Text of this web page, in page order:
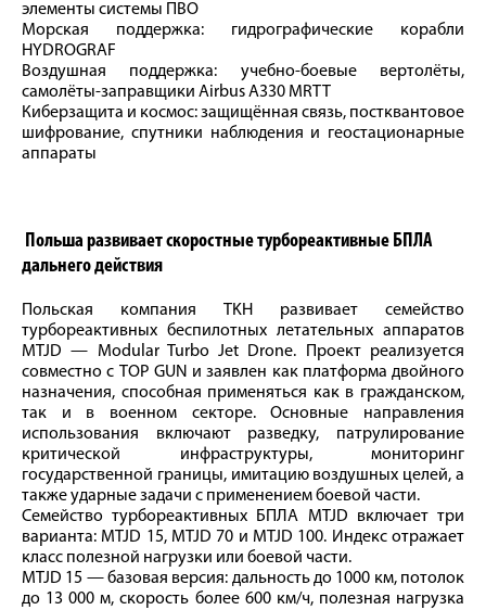
элементы системы ПВО
Морская поддержка: гидрографические корабли
HYDROGRAF
Воздушная поддержка: учебно-боевые вертолёты,
самолёты-заправщики Airbus A330 MRTT
Киберзащита и космос: защищённая связь, постквантовое
шифрование, спутники наблюдения и геостационарные
аппараты
Польша развивает скоростные турбореактивные БПЛА
дальнего действия
Польская компания TKH развивает семейство
турбореактивных беспилотных летательных аппаратов
MTJD — Modular Turbo Jet Drone. Проект реализуется
совместно с TOP GUN и заявлен как платформа двойного
назначения, способная применяться как в гражданском,
так и в военном секторе. Основные направления
использования включают разведку, патрулирование
критической инфраструктуры, мониторинг
государственной границы, имитацию воздушных целей, а
также ударные задачи с применением боевой части.
Семейство турбореактивных БПЛА MTJD включает три
варианта: MTJD 15, MTJD 70 и MTJD 100. Индекс отражает
класс полезной нагрузки или боевой части.
MTJD 15 — базовая версия: дальность до 1000 км, потолок
до 13 000 м, скорость более 600 км/ч, полезная нагрузка